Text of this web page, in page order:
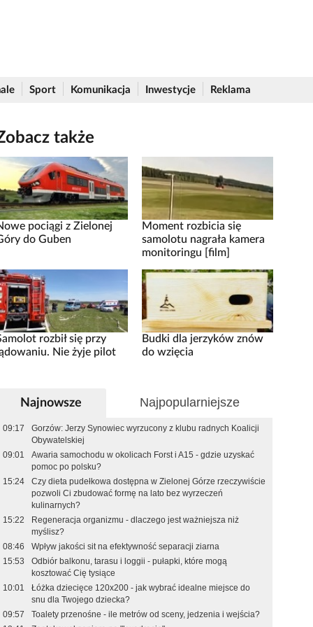
Sport Komunikacja Inwestycje Reklama
także
pociągi z Zielonej
do Guben
Moment rozbicia się
samolotu nagrała kamera
monitoringu [film]
rozbił się przy
Nie żyje pilot
Budki dla jerzyków znów
do wzięcia
Najnowsze Najpopularniejsze
09:17
Gorzów: Jerzy Synowiec wyrzucony z klubu radnych Koalicji
Obywatelskiej
09:01
Awaria samochodu w okolicach Forst i A15 - gdzie uzyskać
pomoc po polsku?
15:24
Czy dieta pudełkowa dostępna w Zielonej Górze rzeczywiście
pozwoli Ci zbudować formę na lato bez wyrzeczeń
kulinarnych?
15:22
Regeneracja organizmu - dlaczego jest ważniejsza niż
myślisz?
08:46
Wpływ jakości sit na efektywność separacji ziarna
15:53
Odbiór balkonu, tarasu i loggii - pułapki, które mogą
kosztować Cię tysiące
10:01
Łóżka dziecięce 120x200 - jak wybrać idealne miejsce do
snu dla Twojego dziecka?
09:57
Toalety przenośne - ile metrów od sceny, jedzenia i wejścia?